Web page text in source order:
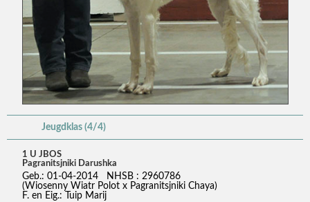
Jeugdklas (4/4)
1 U JBOS
Pagranitsjniki Darushka
Geb.: 01-04-2014 NHSB : 2960786
(Wiosenny Wiatr Polot x Pagranitsjniki Chaya)
F. en Eig.: Tuip Marij